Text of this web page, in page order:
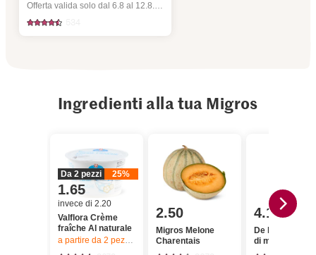
Offerta valida solo dal 6.8 al 12.8.2026, fino a esaurimento dello stock.
Ingredienti alla tua Migros
Da 2 pezzi 25%
1.65
invece di 2.20
Valflora Crème
fraîche Al naturale
a partire da 2 pezzi, Offerta valida solo dal 6.8 al 12.8.2026, fino a
2.50
Migros Melone
Charentais
4.10
De la région
di meringhe